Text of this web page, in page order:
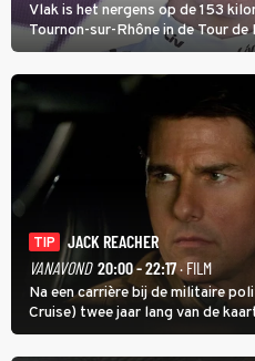
Vlak is het nergens op de 153
Tournon-sur-Rhône in de Tour de
kans voor Nienke Vinke, die
TIP
JACK REACHER
VANAVOND 20:00 - 22:17· FILM
Na een carrière bij de militaire
Cruise) twee jaar lang van de
uithangt, totdat moordverdachte